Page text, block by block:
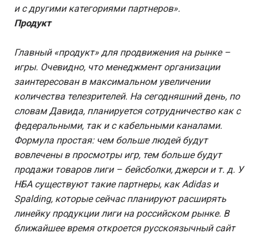
и с другими категориями партнеров».
Продукт
Главный «продукт» для продвижения на рынке –
игры. Очевидно, что менеджмент организации
заинтересован в максимальном увеличении
количества телезрителей. На сегодняшний день, по
словам Давида, планируется сотрудничество как с
федеральными, так и с кабельными каналами.
Формула простая: чем больше людей будут
вовлечены в просмотры игр, тем больше будут
продажи товаров лиги – бейсболки, джерси и т. д. У
НБА существуют такие партнеры, как Adidas и
Spalding, которые сейчас планируют расширять
линейку продукции лиги на российском рынке. В
ближайшее время откроется русскоязычный сайт